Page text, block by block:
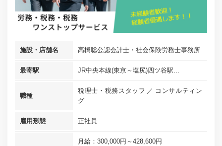
施設・店舗名 高橋聡公認会計士・社会保険労務士事務所
最寄駅 JR中央本線(東京～塩尻)四ツ谷駅...
職種
税理士・税務スタッフ
コンサルティン
グ
雇用形態 正社員
月給：300,000円～428,600円